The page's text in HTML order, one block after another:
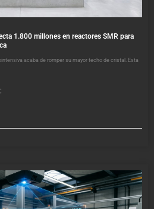
1.800 millones en reactores SMR para
acaba de romper su mayor techo de cristal. Esta